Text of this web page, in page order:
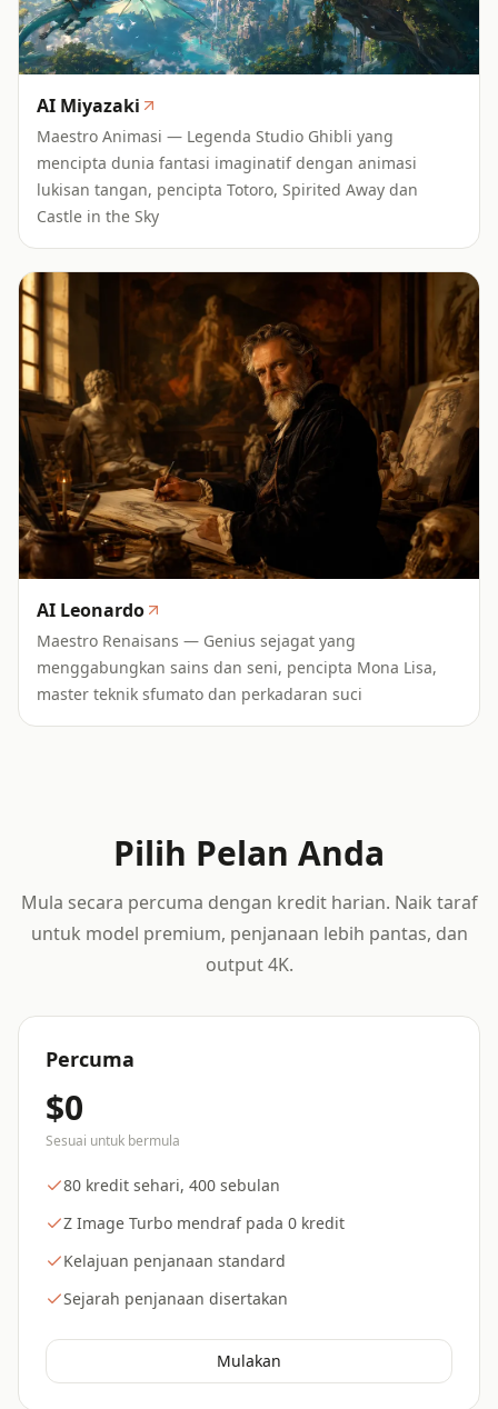
AI Miyazaki
Maestro Animasi — Legenda Studio Ghibli yang
mencipta dunia fantasi imaginatif dengan animasi
lukisan tangan, pencipta Totoro, Spirited Away dan
Castle in the Sky
AI Leonardo
Maestro Renaisans — Genius sejagat yang
menggabungkan sains dan seni, pencipta Mona Lisa,
master teknik sfumato dan perkadaran suci
Pilih Pelan Anda
Mula secara percuma dengan kredit harian. Naik taraf
untuk model premium, penjanaan lebih pantas, dan
output 4K.
Percuma
$0
Sesuai untuk bermula
80 kredit sehari, 400 sebulan
Z Image Turbo mendraf pada 0 kredit
Kelajuan penjanaan standard
Sejarah penjanaan disertakan
Mulakan